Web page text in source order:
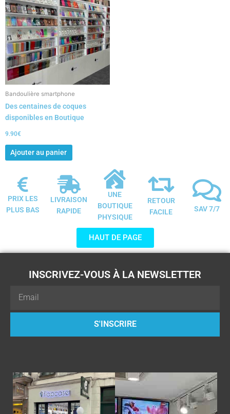
Bandoulière smartphone
Des centaines de coques
disponibles en Boutique
9.90€
Ajouter au panier
PRIX LES
PLUS BAS
LIVRAISON
RAPIDE
UNE
BOUTIQUE
PHYSIQUE
RETOUR
FACILE
SAV 7/7
HAUT DE PAGE
INSCRIVEZ-VOUS À LA NEWSLETTER
S'INSCRIRE